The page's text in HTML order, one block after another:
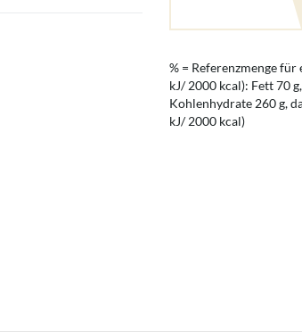
% = Referenzmenge
kJ/ 2000 kcal): Fett 70
Kohlenhydrate 260 g,
kJ/ 2000 kcal)